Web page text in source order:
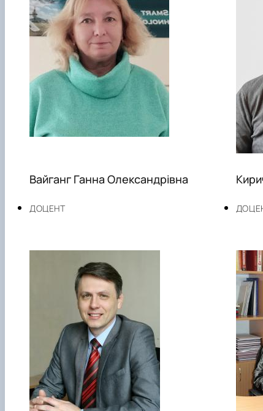
ДОЦЕНТ
Вайганг Ганна Олександрівна